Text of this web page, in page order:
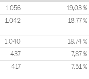
1.056 19,03 %
1.042 18,77 %
1.040 18,74 %
437 7,87 %
417 7,51 %